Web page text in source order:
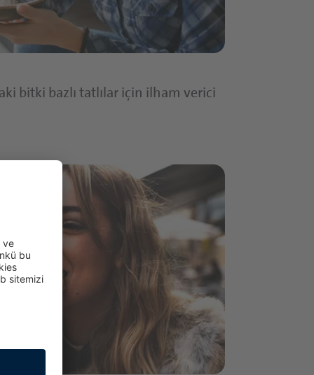
bitki bazlı tatlılar için ilham verici